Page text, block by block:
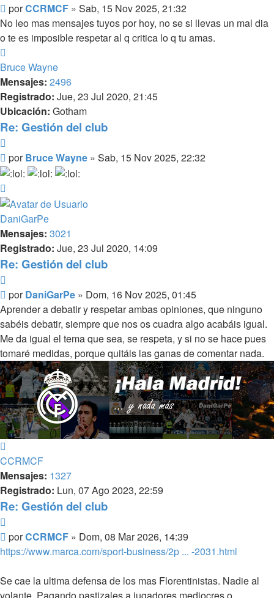
Mensaje
porCCRMCF » Sab, 15 Nov 2025, 21:32
No leo mas mensajes tuyos por hoy, no se si llevas un mal dia
o te es imposible respetar al q critica lo q tu amas.
Bruce Wayne
Mensajes: 2496
Registrado: Jue, 23 Jul 2020, 21:45
Ubicación: Gotham
Re: Gestión del club
Mensaje
porBruce Wayne » Sab, 15 Nov 2025, 22:32
DaniGarPe
Mensajes: 3021
Registrado: Jue, 23 Jul 2020, 14:09
Re: Gestión del club
Mensaje
porDaniGarPe » Dom, 16 Nov 2025, 01:45
Aprender a debatir y respetar ambas opiniones, que ninguno
sabéis debatir, siempre que nos os cuadra algo acabáis igual.
Me da igual el tema que sea, se respeta, y si no se hace pues
tomaré medidas, porque quitáis las ganas de comentar nada.
CCRMCF
Mensajes: 1327
Registrado: Lun, 07 Ago 2023, 22:59
Re: Gestión del club
Mensaje
porCCRMCF » Dom, 08 Mar 2026, 14:39
https://www.marca.com/sport-business/2p ... -2031.html
Se cae la ultima defensa de los mas Florentinistas. Nadie al
volante. Pagando pastizales a jugadores mediocres o